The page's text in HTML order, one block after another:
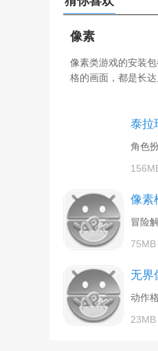
像素
像素类游戏的安装
格的画面，都是长
泰拉
角色
像素
冒险
75MB
无界
动作
23MB